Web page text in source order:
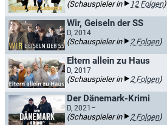
(Schauspieler in 12 Folgen)
Wir, Geiseln der SS
D, 2014
(Schauspieler in 2 Folgen)
Eltern allein zu Haus
D, 2017
(Schauspieler in 2 Folgen)
Der Dänemark-Krimi
D, 2021–
(Schauspieler in 2 Folgen)